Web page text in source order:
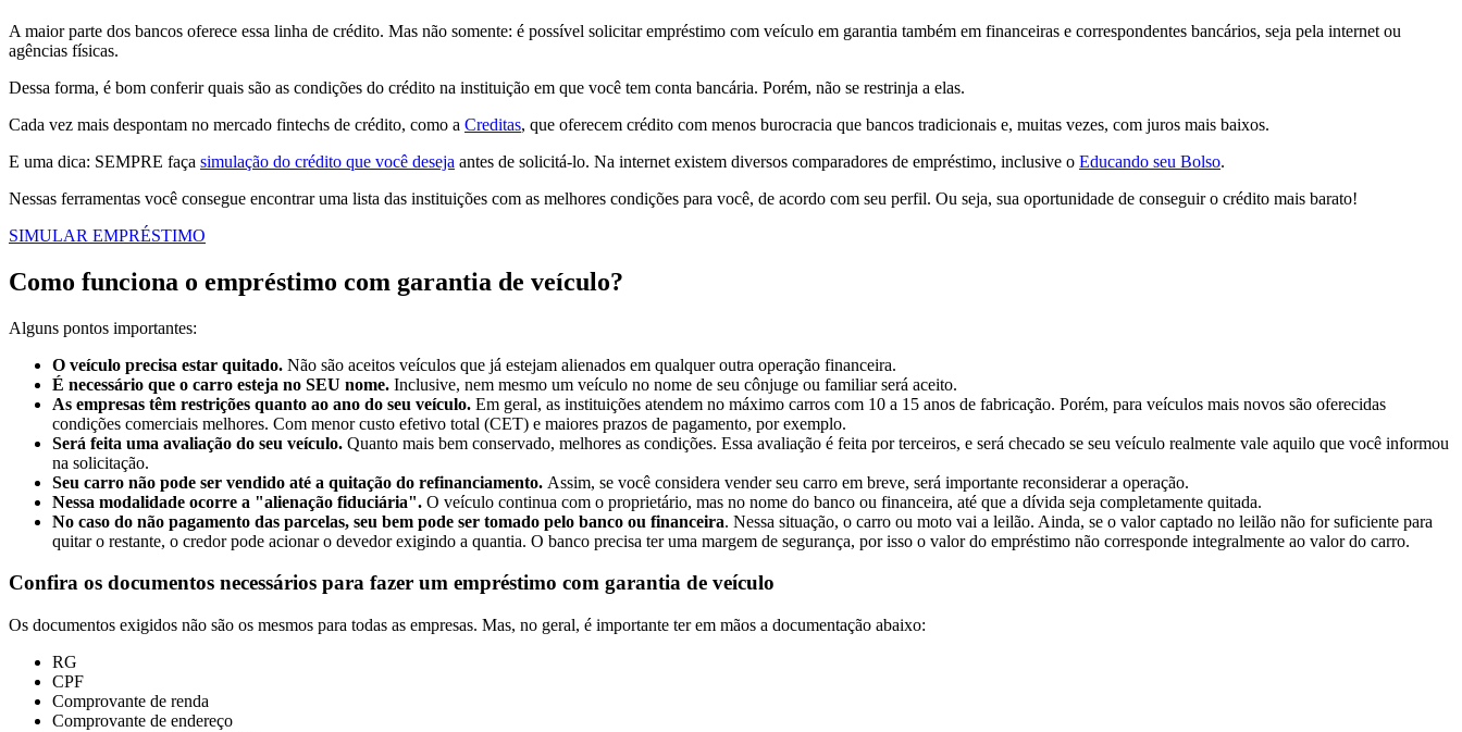
A maior parte dos bancos oferece essa linha de crédito. Mas não somente: é possível solicitar empréstimo com veículo em garantia também em financeiras e correspondentes bancários, seja pela internet ou
agências físicas.
Dessa forma, é bom conferir quais são as condições do crédito na instituição em que você tem conta bancária. Porém, não se restrinja a elas.
Cada vez mais despontam no mercado fintechs de crédito, como a Creditas, que oferecem crédito com menos burocracia que bancos tradicionais e, muitas vezes, com juros mais baixos.
E uma dica: SEMPRE faça simulação do crédito que você deseja antes de solicitá-lo. Na internet existem diversos comparadores de empréstimo, inclusive o Educando seu Bolso.
Nessas ferramentas você consegue encontrar uma lista das instituições com as melhores condições para você, de acordo com seu perfil. Ou seja, sua oportunidade de conseguir o crédito mais barato!
SIMULAR EMPRÉSTIMO
Como funciona o empréstimo com garantia de veículo?
Alguns pontos importantes:
O veículo precisa estar quitado. Não são aceitos veículos que já estejam alienados em qualquer outra operação financeira.
É necessário que o carro esteja no SEU nome. Inclusive, nem mesmo um veículo no nome de seu cônjuge ou familiar será aceito.
As empresas têm restrições quanto ao ano do seu veículo. Em geral, as instituições atendem no máximo carros com 10 a 15 anos de fabricação. Porém, para veículos mais novos são oferecidas
condições comerciais melhores. Com menor custo efetivo total (CET) e maiores prazos de pagamento, por exemplo.
Será feita uma avaliação do seu veículo. Quanto mais bem conservado, melhores as condições. Essa avaliação é feita por terceiros, e será checado se seu veículo realmente vale aquilo que você informou
na solicitação.
Seu carro não pode ser vendido até a quitação do refinanciamento. Assim, se você considera vender seu carro em breve, será importante reconsiderar a operação.
Nessa modalidade ocorre a "alienação fiduciária". O veículo continua com o proprietário, mas no nome do banco ou financeira, até que a dívida seja completamente quitada.
No caso do não pagamento das parcelas, seu bem pode ser tomado pelo banco ou financeira. Nessa situação, o carro ou moto vai a leilão. Ainda, se o valor captado no leilão não for suficiente para
quitar o restante, o credor pode acionar o devedor exigindo a quantia. O banco precisa ter uma margem de segurança, por isso o valor do empréstimo não corresponde integralmente ao valor do carro.
Confira os documentos necessários para fazer um empréstimo com garantia de veículo
Os documentos exigidos não são os mesmos para todas as empresas. Mas, no geral, é importante ter em mãos a documentação abaixo:
RG
CPF
Comprovante de renda
Comprovante de endereço